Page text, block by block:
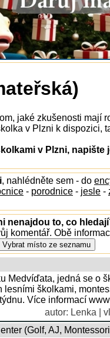
jaké zkušenosti mají
v Plzni k dispozici,
v Plzni,
, nahlédněte sem - do
- porodnice - jesle -
nenajdou to, co
komentář. Obě
Medvíďata, jedná se o
školkami,
Více informací
autor: Lenka |
(Golf, AJ,